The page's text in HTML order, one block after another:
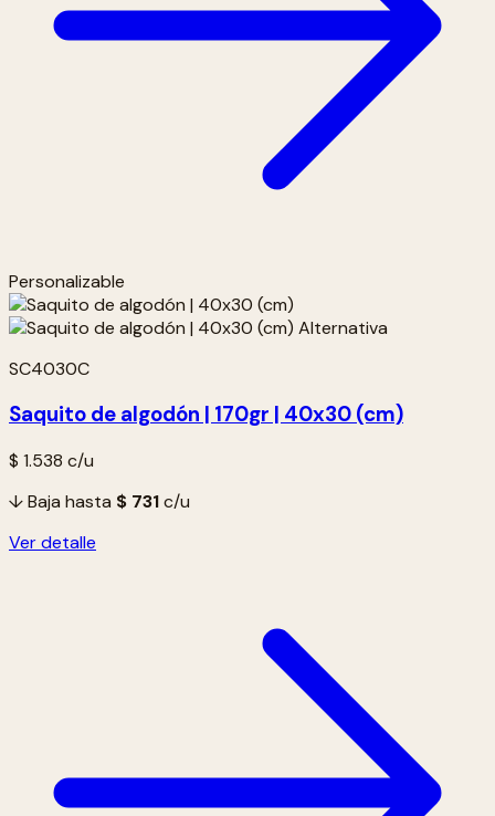
Personalizable
SC4030C
Saquito de algodón | 170gr | 40x30 (cm)
$ 1.538 c/u
↓ Baja hasta $ 731c/u
Ver detalle